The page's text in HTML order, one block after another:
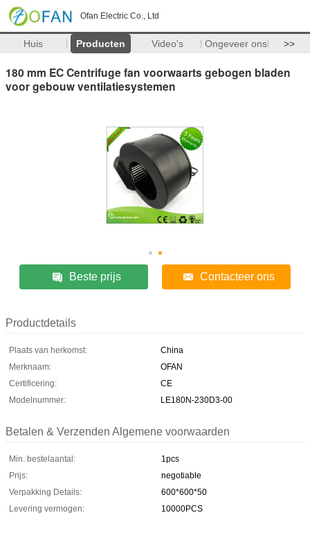
Ofan Electric Co., Ltd
Huis Producten Video's Ongeveer ons >>
180 mm EC Centrifuge fan voorwaarts gebogen bladen
voor gebouw ventilatiesystemen
Beste prijs Contacteer ons
Productdetails
Plaats van herkomst:
China
Merknaam:
OFAN
Certificering:
CE
Modelnummer:
LE180N-230D3-00
Betalen & Verzenden Algemene voorwaarden
Min. bestelaantal:
1pcs
Prijs:
negotiable
Verpakking Details:
600*600*50
Levering vermogen:
10000PCS